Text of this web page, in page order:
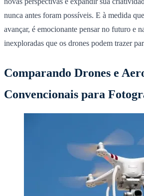
nunca antes foram possíveis. E à medida
avançar, é emocionante pensar no futuro e
inexploradas que os drones podem trazer
Comparando Drones e
Convencionais para